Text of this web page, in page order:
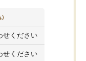
せください
せください